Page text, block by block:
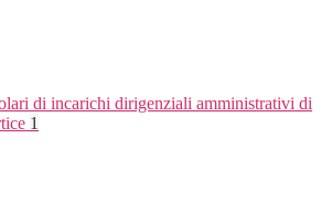
di incarichi dirigenziali amministrativi di
1